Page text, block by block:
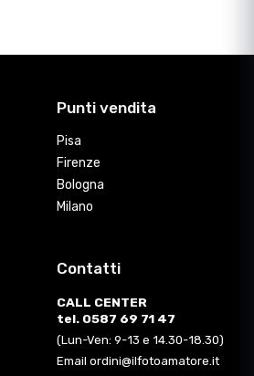
Punti vendita
Pisa
Firenze
Bologna
Milano
Contatti
CALL CENTER
tel. 0587 69 71 47
(Lun-Ven: 9-13 e 14.30-18.30)
Email ordini@ilfotoamatore.it